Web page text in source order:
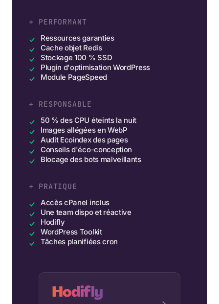
+ PERFORMANT
Ressources garanties
Cache objet Redis
Stockage 100 % SSD
Plugin d'optimisation WordPress
Module PageSpeed
+ RESPONSABLE
50 % des CPU éteints la nuit
Images allégées en WebP
Audit Ecoindex des pages
Conseils d'éco-conception
Blocage des bots malveillants
+ PRATIQUE
Accès cPanel inclus
Une team dispo et réactive
Hodifly
WordPress Toolkit
Tâches planifiées cron
Hodifly